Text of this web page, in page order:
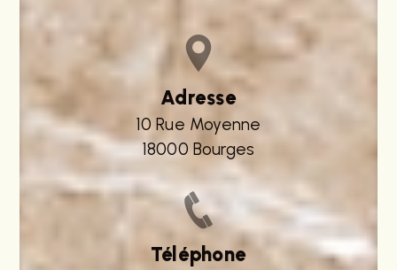
Adresse
10 Rue Moyenne
18000 Bourges
Téléphone